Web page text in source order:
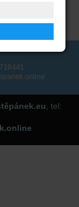
, tel: